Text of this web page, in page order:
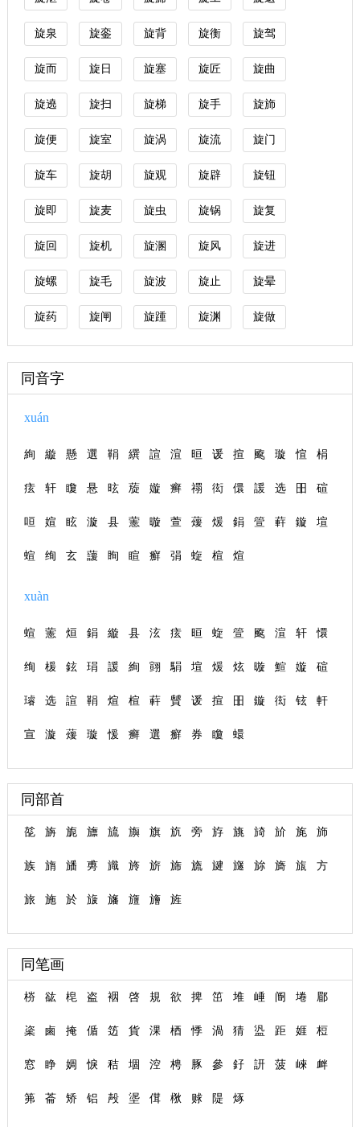
旋泉 旋銮 旋背 旋衡 旋驾
旋而 旋日 旋塞 旋匠 旋曲
旋遶 旋扫 旋梯 旋手 旋斾
旋便 旋室 旋涡 旋流 旋门
旋车 旋胡 旋观 旋辟 旋钮
旋即 旋麦 旋虫 旋锅 旋复
旋回 旋机 旋溷 旋风 旋进
旋螺 旋毛 旋波 旋止 旋晕
旋药 旋闸 旋踵 旋渊 旋做
同音字
xuán
絢 縼 懸 選 鞙 繏 諠 渲 晅 谖 揎 颴 璇 愃 梋
痃 轩 矎 悬 昡 蔙 嫙 癣 禤 衒 儇 諼 选 昍 碹
咺 媗 眩 漩 县 藼 暶 萱 蕿 煖 鋗 箮 蓒 鏇 塇
蝖 绚 玄 蘐 眴 睻 癬 弲 蜁 楦 煊
xuàn
蝖 藼 烜 鋗 縼 县 泫 痃 晅 蜁 箮 颴 渲 轩 懁
绚 楥 鉉 琄 諼 絢 翧 駽 塇 煖 炫 暶 鰚 嫙 碹
璿 选 諠 鞙 煊 楦 蓒 贙 谖 揎 昍 鏇 衒 铉 軒
宣 漩 蕿 璇 愋 癣 選 癬 券 矎 蠉
同部首
旕 旃 旎 旚 旈 旟 旗 斻 旁 斿 旐 旑 斺 旄 斾
族 旓 旙 旉 旘 旍 旂 旆 旒 旔 旞 旀 旖 旊 方
旅 施 於 旇 旛 旜 旝 旌
同笔画
梤 谹 梍 盗 裀 啓 規 欲 捭 笜 堆 崜 阍 埢 郿
秶 鹵 掩 偱 笾 貨 淉 梄 悸 渦 猜 盕 距 娾 梪
窓 睁 婤 悷 秸 堌 涳 梬 豚 參 釨 訮 菠 崍 衅
笰 菕 矫 铝 殸 埿 傇 梑 赇 隄 烼